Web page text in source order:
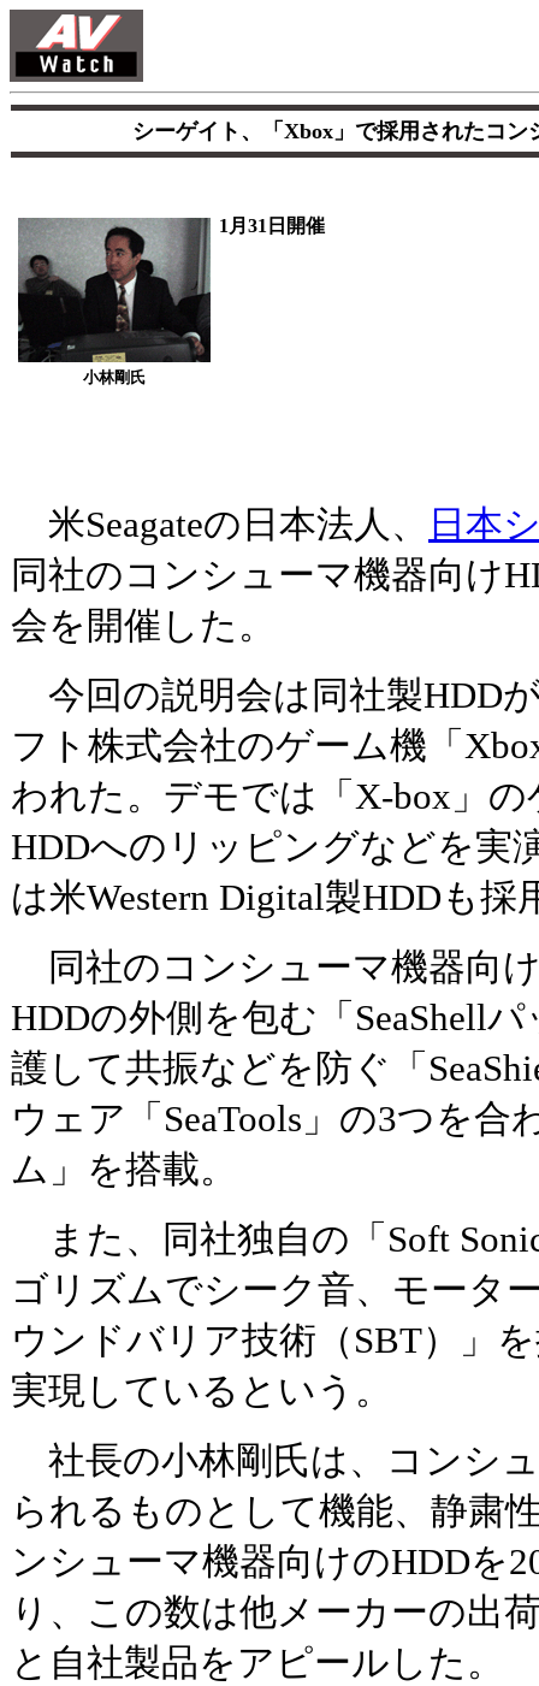
シーゲイト、「Xbox」で採用されたコ
小林剛氏
1月31日開催
米Seagateの日本法人、
日本
同社のコンシューマ機器向け
会を開催した。
今回の説明会は同社製HDD
フト株式会社のゲーム機「
われた。デモでは「X-box」
HDDへのリッピングなどを実
は米Western Digital製HDDも
同社のコンシューマ機器向け
HDDの外側を包む「SeaShell
護して共振などを防ぐ「
ウェア「SeaTools」の3つを合
ム」を搭載。
また、同社独自の「Soft
ゴリズムでシーク音、モータ
ウンドバリア技術（SBT）」
実現しているという。
社長の小林剛氏は、コンシ
られるものとして機能、静粛
ンシューマ機器向けのHDDを
り、この数は他メーカーの出
と自社製品をアピールした。